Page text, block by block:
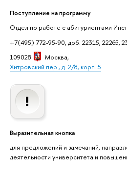
Поступление на программу
Отдел по работе с абитуриентами
+7(495) 772-95-90, доб. 22315, 22265,
109028
Москва,
Хитровский пер., д. 2/8, корп. 5
Выразительная кнопка
для предложений и замечаний,
деятельности университета и